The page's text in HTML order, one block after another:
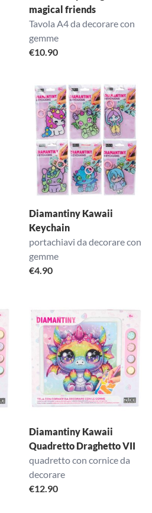
magical friends
Tavola A4 da decorare con
gemme
€10.90
Diamantiny Kawaii
Keychain
portachiavi da decorare con
gemme
€4.90
Diamantiny Kawaii
Quadretto Draghetto VII
quadretto con cornice da
decorare
€12.90